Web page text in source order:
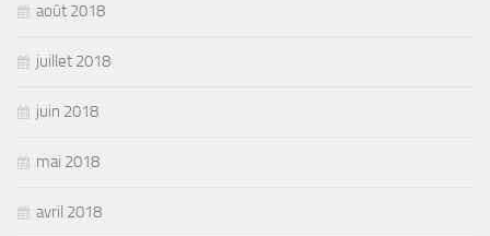
août 2018
juillet 2018
juin 2018
mai 2018
avril 2018